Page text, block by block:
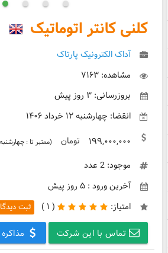
کلنی کانتر اتوماتیک
آداک الکترونیک پارتاک
مشاهده: ۷۱۶۳
بروزرسانی: ۳ روز پیش
انقضا: چهارشنبه ۱۲ خرداد ۱۴۰۶
۱۹۹,۰۰۰,۰۰۰
تومان (معتبر تا : چهارشنبه 31 تیر 1405)
موجود: 2 عدد
آخرین ورود : ۵ روز پیش
امتیاز:
( ۱ ) ثبت
تماس با این شرکت